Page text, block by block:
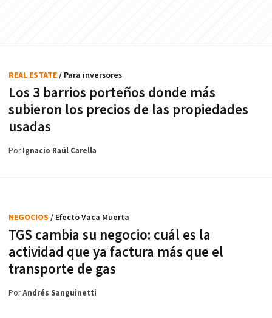
Los 3 barrios porteños donde más
subieron los precios de las propiedades
usadas
REAL ESTATE/ Para inversores
PorIgnacio Raúl Carella
TGS cambia su negocio: cuál es la
actividad que ya factura más que el
transporte de gas
NEGOCIOS / Efecto Vaca Muerta
PorAndrés Sanguinetti